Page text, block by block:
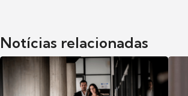
Notícias relacionadas